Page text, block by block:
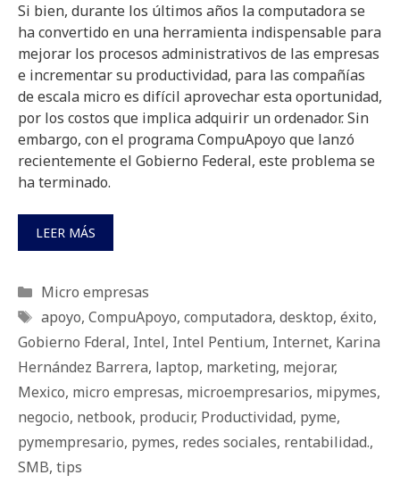
Si bien, durante los últimos años la computadora se
ha convertido en una herramienta indispensable para
mejorar los procesos administrativos de las empresas
e incrementar su productividad, para las compañías
de escala micro es difícil aprovechar esta oportunidad,
por los costos que implica adquirir un ordenador. Sin
embargo, con el programa CompuApoyo que lanzó
recientemente el Gobierno Federal, este problema se
ha terminado.
LEER MÁS
Categorías
Micro empresas
Etiquetas
apoyo, CompuApoyo, computadora, desktop, éxito,
Gobierno Fderal, Intel, Intel Pentium, Internet, Karina
Hernández Barrera, laptop, marketing, mejorar,
Mexico, micro empresas, microempresarios, mipymes,
negocio, netbook, producir, Productividad, pyme,
pymempresario, pymes, redes sociales, rentabilidad.,
SMB, tips